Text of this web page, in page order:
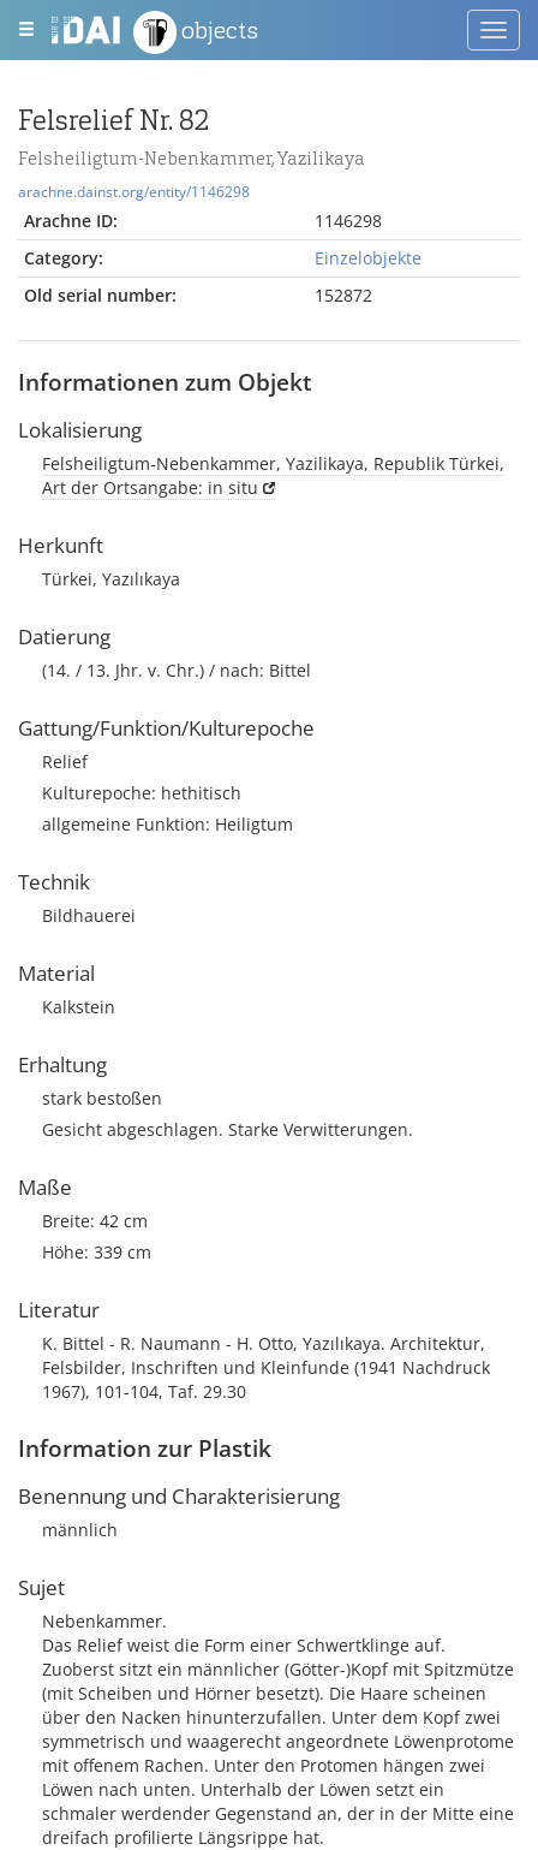
objects
Felsrelief Nr. 82
Felsheiligtum-Nebenkammer, Yazilikaya
arachne.dainst.org/entity/1146298
Arachne ID:
1146298
Category:
Einzelobjekte
Old serial number:
152872
Informationen zum Objekt
Lokalisierung
Felsheiligtum-Nebenkammer, Yazilikaya, Republik Türkei,
Art der Ortsangabe: in situ
Herkunft
Türkei, Yazılıkaya
Datierung
(14. / 13. Jhr. v. Chr.) / nach: Bittel
Gattung/Funktion/Kulturepoche
Relief
Kulturepoche: hethitisch
allgemeine Funktion: Heiligtum
Technik
Bildhauerei
Material
Kalkstein
Erhaltung
stark bestoßen
Gesicht abgeschlagen. Starke Verwitterungen.
Maße
Breite: 42 cm
Höhe: 339 cm
Literatur
K. Bittel - R. Naumann - H. Otto, Yazılıkaya. Architektur,
Felsbilder, Inschriften und Kleinfunde (1941 Nachdruck
1967), 101-104, Taf. 29.30
Information zur Plastik
Benennung und Charakterisierung
männlich
Sujet
Nebenkammer.
Das Relief weist die Form einer Schwertklinge auf.
Zuoberst sitzt ein männlicher (Götter-)Kopf mit Spitzmütze
(mit Scheiben und Hörner besetzt). Die Haare scheinen
über den Nacken hinunterzufallen. Unter dem Kopf zwei
symmetrisch und waagerecht angeordnete Löwenprotome
mit offenem Rachen. Unter den Protomen hängen zwei
Löwen nach unten. Unterhalb der Löwen setzt ein
schmaler werdender Gegenstand an, der in der Mitte eine
dreifach profilierte Längsrippe hat.